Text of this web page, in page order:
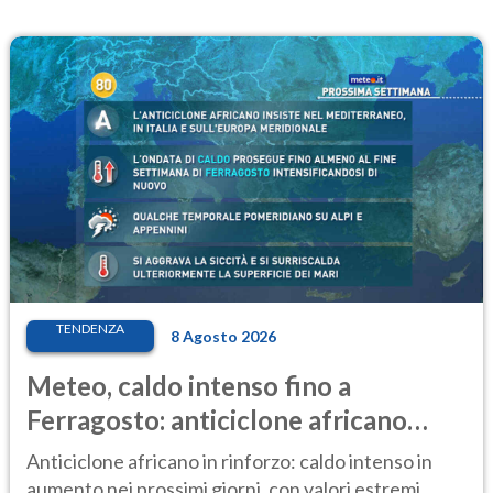
TENDENZA 8 Agosto 2026
Meteo, caldo intenso fino a
Ferragosto: anticiclone africano
ancora protagonista
Anticiclone africano in rinforzo: caldo intenso in